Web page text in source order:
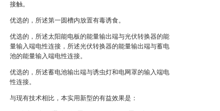
接触。
优选的，所述第一圆槽内放置有毒诱食。
优选的，所述太阳能电板的能量输出端与光伏转换器的能
量输入端电性连接，所述光伏转换器的能量输出端与蓄电
池的能量输入端电性连接。
优选的，所述蓄电池输出端与诱虫灯和电网罩的输入端电
性连接。
与现有技术相比，本实用新型的有益效果是：